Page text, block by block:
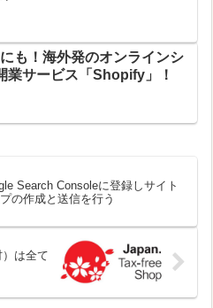
も！海外発のオンラインシ
業サービス「Shopify」！
Search Consoleに登録しサイト
の作成と送信を行う
は全て